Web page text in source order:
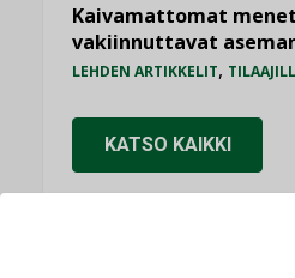
Kaivamattomat
vakiinnuttavat
LEHDEN ARTIKKELIT,
KATSO KAIKKI